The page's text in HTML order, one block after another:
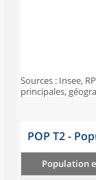
Sources : Insee,
principales,
POP T2 -
Population